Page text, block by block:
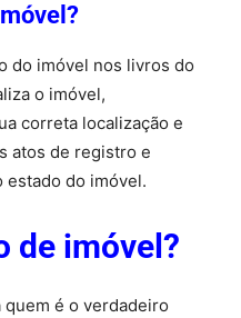
do imóvel nos livros do
o imóvel,
correta localização e
atos de registro e
estado do imóvel.
de imóvel?
é o verdadeiro